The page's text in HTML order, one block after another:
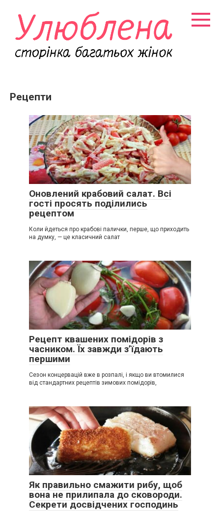
контенту
Рецепти
Оновлений крабовий салат. Всі
гості просять поділились
рецептом
Коли йдеться про крабові палички, перше, що приходить
на думку, — це класичний салат
Рецепт квашених помідорів з
часником. Їх завжди з’їдають
першими
Сезон концервацій вже в розпалі, і якщо ви втомилися
від стандартних рецептів зимових помідорів,
Як правильно смажити рибу, щоб
вона не прилипала до сковороди.
Секрети досвідчених господинь